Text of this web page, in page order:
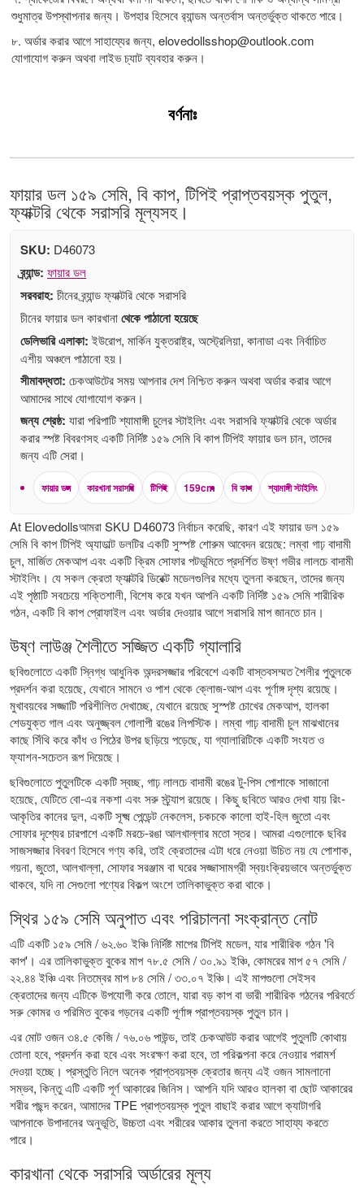
শুধুমাত্র উপস্থাপনার জন্য। উপহার হিসেবে র‍্যান্ডম অন্তর্বাস অন্তর্ভুক্ত থাকতে পারে।
৮. অর্ডার করার আগে সাহায্যের জন্য, elovedollsshop@outlook.com
যোগাযোগ করুন অথবা লাইভ চ্যাট ব্যবহার করুন।
বর্ণনাঃ
ফায়ার ডল ১৫৯ সেমি, বি কাপ, টিপিই প্রাপ্তবয়স্ক পুতুল,
ফ্যাক্টরি থেকে সরাসরি মূল্যসহ।
SKU: D46073
ব্র্যান্ড: ফায়ার ডল
সরবরাহ: চীনের ব্র্যান্ড ফ্যাক্টরি থেকে সরাসরি
চীনের ফায়ার ডল কারখানাথেকে পাঠানো হয়েছে
ডেলিভারি এলাকা: ইউরোপ, মার্কিন যুক্তরাষ্ট্র, অস্ট্রেলিয়া, কানাডা এবং নির্বাচিত
এশীয় অঞ্চলে পাঠানো হয়।
সীমাবদ্ধতা: চেকআউটের সময় আপনার দেশ নিশ্চিত করুন অথবা অর্ডার করার আগে
আমাদের সাথে যোগাযোগ করুন।
জন্য শ্রেষ্ঠ: যারা পরিপাটি শ্যামাঙ্গী চুলের স্টাইলিং এবং সরাসরি ফ্যাক্টরি থেকে অর্ডার
করার স্পষ্ট বিবরণসহ একটি নির্দিষ্ট ১৫৯ সেমি বি কাপ টিপিই ফায়ার ডল চান, তাদের
জন্য এটি সেরা।
ফায়ার ডল কারখানা সরাসরি টিপিই 159cm বি কাপ শ্যামাঙ্গী স্টাইলিং
At Elovedollsআমরা SKU D46073 নির্বাচন করেছি, কারণ এই ফায়ার ডল ১৫৯
সেমি বি কাপ টিপিই অ্যাডাল্ট ডলটির একটি সুস্পষ্ট শোরুম আবেদন রয়েছে: লম্বা গাঢ় বাদামী
চুল, মার্জিত মেকআপ এবং একটি ক্রিম সোফার পটভূমিতে প্রদর্শিত উষ্ণ গভীর লালচে বাদামী
স্টাইলিং। যে সকল ক্রেতা ফ্যাক্টরি ডিরেক্ট মডেলগুলির মধ্যে তুলনা করছেন, তাদের জন্য
এই পৃষ্ঠাটি সবচেয়ে শক্তিশালী, বিশেষ করে যখন আপনি একটি নির্দিষ্ট ১৫৯ সেমি শারীরিক
গঠন, একটি বি কাপ প্রোফাইল এবং অর্ডার দেওয়ার আগে সরাসরি মাপ জানতে চান।
উষ্ণ লাউঞ্জ শৈলীতে সজ্জিত একটি গ্যালারি
ছবিগুলোতে একটি স্নিগ্ধ আধুনিক অন্দরসজ্জার পরিবেশে একটি বাস্তবসম্মত শৈলীর পুতুলকে
প্রদর্শন করা হয়েছে, যেখানে সামনে ও পাশ থেকে ক্লোজ-আপ এবং পূর্ণাঙ্গ দৃশ্য রয়েছে।
মুখাবয়বের সজ্জাটি পরিশীলিত দেখাচ্ছে, যেখানে রয়েছে সুস্পষ্ট চোখের মেকআপ, হালকা
শেডযুক্ত গাল এবং অনুজ্জ্বল গোলাপী রঙের লিপস্টিক। লম্বা গাঢ় বাদামী চুল মাঝখানের
কাছে সিঁথি করে কাঁধ ও পিঠের উপর ছড়িয়ে পড়েছে, যা গ্যালারিটিকে একটি সংযত ও
ফ্যাশন-সচেতন রূপ দিয়েছে।
ছবিগুলোতে পুতুলটিকে একটি স্বচ্ছ, গাঢ় লালচে বাদামী রঙের টু-পিস পোশাকে সাজানো
হয়েছে, যেটিতে বো-এর নকশা এবং সরু স্ট্র্যাপ রয়েছে। কিছু ছবিতে আরও দেখা যায় রিং-
আকৃতির কানের দুল, একটি সূক্ষ্ম পেন্ডেন্ট নেকলেস, চকচকে কালো হাই-হিল জুতো এবং
সোফার দৃশ্যের চারপাশে একটি মরচে-রঙা আলখাল্লার মতো স্তর। আমরা এগুলোকে ছবির
সাজসজ্জার বিবরণ হিসেবে গণ্য করি, তাই ক্রেতাদের এটা ধরে নেওয়া উচিত নয় যে পোশাক,
গয়না, জুতো, আলখাল্লা, সোফার সরঞ্জাম বা ঘরের সজ্জাসামগ্রী স্বয়ংক্রিয়ভাবে অন্তর্ভুক্ত
থাকবে, যদি না সেগুলো পণ্যের বিকল্প অংশে তালিকাভুক্ত করা থাকে।
স্থির ১৫৯ সেমি অনুপাত এবং পরিচালনা সংক্রান্ত নোট
এটি একটি ১৫৯ সেমি / ৬২.৬০ ইঞ্চি নির্দিষ্ট মাপের টিপিই মডেল, যার শারীরিক গঠন 'বি
কাপ'। এর তালিকাভুক্ত বুকের মাপ ৭৮.৫ সেমি / ৩০.৯১ ইঞ্চি, কোমরের মাপ ৫৭ সেমি /
২২.৪৪ ইঞ্চি এবং নিতম্বের মাপ ৮৪ সেমি / ৩৩.০৭ ইঞ্চি। এই মাপগুলো সেইসব
ক্রেতাদের জন্য এটিকে উপযোগী করে তোলে, যারা বড় কাপ বা ভারী শারীরিক গঠনের পরিবর্তে
সরু কোমর ও পরিমিত বুকের গড়নের একটি পূর্ণাঙ্গ প্রাপ্তবয়স্ক পুতুল চান।
এর মোট ওজন ৩৪.৫ কেজি / ৭৬.০৬ পাউন্ড, তাই চেকআউট করার আগেই পুতুলটি কোথায়
তোলা হবে, প্রদর্শন করা হবে এবং সংরক্ষণ করা হবে, তা পরিকল্পনা করে নেওয়ার পরামর্শ
দেওয়া হচ্ছে। প্রস্তুতি নিলে অনেক প্রাপ্তবয়স্ক ক্রেতার জন্য এই ওজন সামলানো
সম্ভব, কিন্তু এটি একটি পূর্ণ আকারের জিনিস। আপনি যদি আরও হালকা বা ছোট আকারের
শরীর পছন্দ করেন, আমাদেরTPE প্রাপ্তবয়স্ক পুতুলবাছাই করার আগে ক্যাটাগরি
আপনাকে উপাদানের অনুভূতি, উচ্চতা এবং শরীরের আকার তুলনা করতে সাহায্য করতে
পারে।
কারখানা থেকে সরাসরি অর্ডারের মূল্য